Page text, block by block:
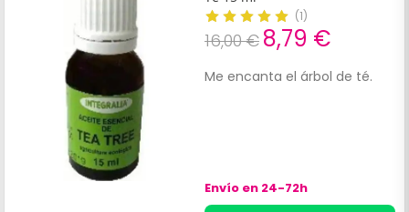
(1)
16,00 € 8,79 €
Me encanta el árbol de té.
Envío en 24-72h